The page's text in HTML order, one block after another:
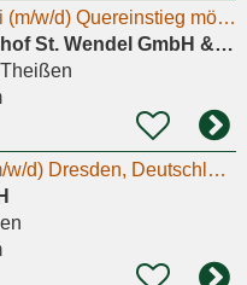
Verpacker Bäckerei (m/w/d) Quereinstieg möglich
GLOBUS Handelshof St. Wendel GmbH & Co. KG Betriebsstätte Theißen
Exportverpacker (m/w/d) Dresden, Deutschland